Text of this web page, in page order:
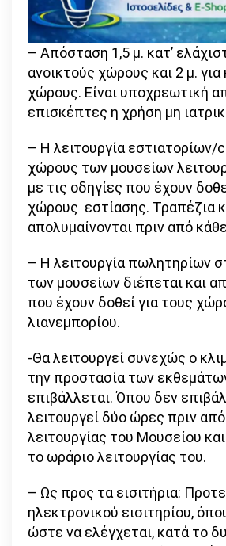
– Απόσταση 1,5 μ. κατ’
ανοικτούς χώρους και 2 μ. για
χώρους. Είναι υποχρεωτική
επισκέπτες η χρήση μη
– Η λειτουργία εστιατορίων/
χώρους των μουσείων
με τις οδηγίες που έχουν
χώρους εστίασης. Τραπέζια
απολυμαίνονται πριν από
– Η λειτουργία πωλητηρίων
των μουσείων διέπεται και
που έχουν δοθεί για τους
λιανεμπορίου.
-Θα λειτουργεί συνεχώς ο
την προστασία των
επιβάλλεται. Όπου δεν
λειτουργεί δύο ώρες πριν
λειτουργίας του Μουσείου
το ωράριο λειτουργίας του.
– Ως προς τα εισιτήρια:
ηλεκτρονικού εισιτηρίου,
ώστε να ελέγχεται, κατά το